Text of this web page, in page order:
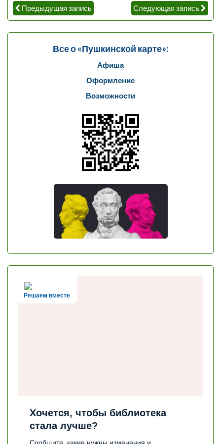
Предыдущая запись Следующая запись
Все о «Пушкинской карте»:
Афиша
Оформление
Возможности
Решаем вместе
Хочется, чтобы библиотека
стала лучше?
Сообщите, какие нужны изменения и